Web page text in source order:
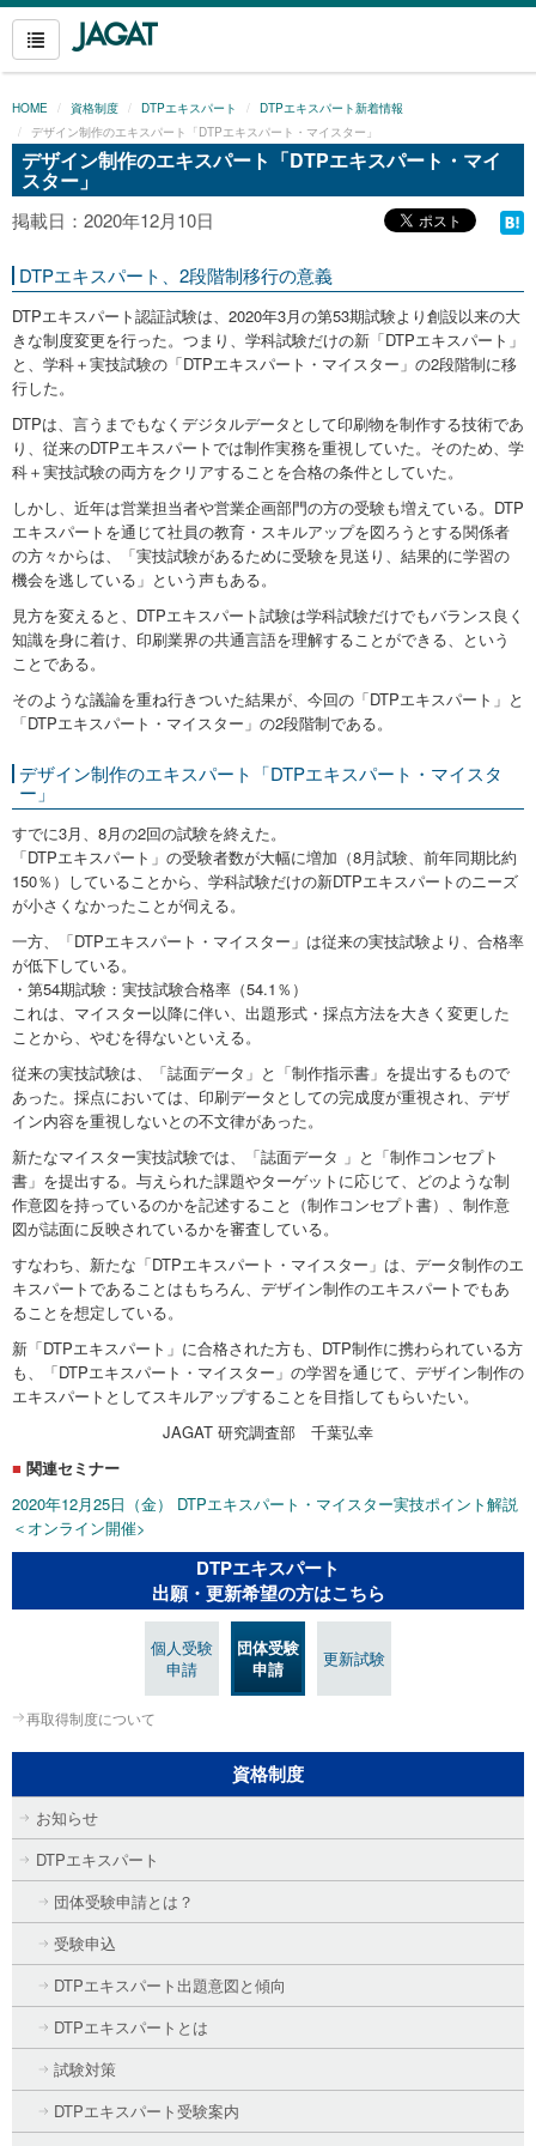
HOME 資格制度 DTPエキスパート
DTPエキスパート新着情報
デザイン制作のエキスパート「DTPエキスパート・マイスター」
デザイン制作のエキスパート「DTPエキスパート・マイ
スター」
掲載日：2020年12月10日
DTPエキスパート、2段階制移行の意義
DTPエキスパート認証試験は、2020年3月の第53期試験より創設以来の大
きな制度変更を行った。つまり、学科試験だけの新「DTPエキスパート」
と、学科＋実技試験の「DTPエキスパート・マイスター」の2段階制に移
行した。
DTPは、言うまでもなくデジタルデータとして印刷物を制作する技術であ
り、従来のDTPエキスパートでは制作実務を重視していた。そのため、学
科＋実技試験の両方をクリアすることを合格の条件としていた。
しかし、近年は営業担当者や営業企画部門の方の受験も増えている。DTP
エキスパートを通じて社員の教育・スキルアップを図ろうとする関係者
の方々からは、「実技試験があるために受験を見送り、結果的に学習の
機会を逃している」という声もある。
見方を変えると、DTPエキスパート試験は学科試験だけでもバランス良く
知識を身に着け、印刷業界の共通言語を理解することができる、という
ことである。
そのような議論を重ね行きついた結果が、今回の「DTPエキスパート」と
「DTPエキスパート・マイスター」の2段階制である。
デザイン制作のエキスパート「DTPエキスパート・マイスタ
ー」
すでに3月、8月の2回の試験を終えた。
「DTPエキスパート」の受験者数が大幅に増加（8月試験、前年同期比約
150％）していることから、学科試験だけの新DTPエキスパートのニーズ
が小さくなかったことが伺える。
一方、「DTPエキスパート・マイスター」は従来の実技試験より、合格率
が低下している。
・第54期試験：実技試験合格率（54.1％）
これは、マイスター以降に伴い、出題形式・採点方法を大きく変更した
ことから、やむを得ないといえる。
従来の実技試験は、「誌面データ」と「制作指示書」を提出するもので
あった。採点においては、印刷データとしての完成度が重視され、デザ
イン内容を重視しないとの不文律があった。
新たなマイスター実技試験では、「誌面データ 」と「制作コンセプト
書」を提出する。与えられた課題やターゲットに応じて、どのような制
作意図を持っているのかを記述すること（制作コンセプト書）、制作意
図が誌面に反映されているかを審査している。
すなわち、新たな「DTPエキスパート・マイスター」は、データ制作のエ
キスパートであることはもちろん、デザイン制作のエキスパートでもあ
ることを想定している。
新「DTPエキスパート」に合格された方も、DTP制作に携わられている方
も、「DTPエキスパート・マイスター」の学習を通じて、デザイン制作の
エキスパートとしてスキルアップすることを目指してもらいたい。
JAGAT 研究調査部 千葉弘幸
■ 関連セミナー
2020年12月25日（金） DTPエキスパート・マイスター実技ポイント解説
＜オンライン開催>
DTPエキスパート
出願・更新希望の方はこちら
個人受験
申請
団体受験
申請
更新試験
再取得制度について
資格制度
お知らせ
DTPエキスパート
団体受験申請とは？
受験申込
DTPエキスパート出題意図と傾向
DTPエキスパートとは
試験対策
DTPエキスパート受験案内